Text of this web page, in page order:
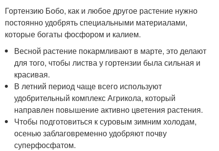
Гортензию Бобо, как и любое другое растение нужно
постоянно удобрять специальными материалами,
которые богаты фосфором и калием.
Весной растение покармливают в марте, это делают
для того, чтобы листва у гортензии была сильная и
красивая.
В летний период чаще всего используют
удобрительный комплекс Агрикола, который
направлен повышение активно цветения растения.
Чтобы подготовиться к суровым зимним холодам,
осенью заблаговременно удобряют почву
суперфосфатом.